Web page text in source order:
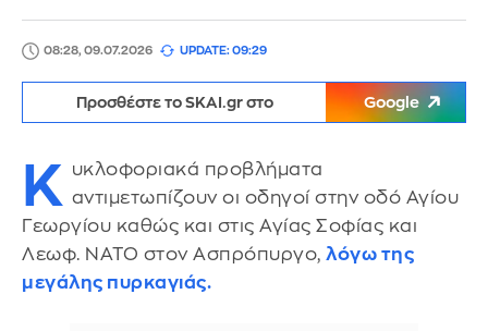
08:28, 09.07.2026 UPDATE: 09:29
Προσθέστε το SKAI.gr στο Google
Κ υκλοφοριακά προβλήματα
αντιμετωπίζουν οι οδηγοί στην οδό Αγίου
Γεωργίου καθώς και στις Αγίας Σοφίας και
Λεωφ. ΝΑΤΟ στον Ασπρόπυργο, λόγω της
μεγάλης πυρκαγιάς.